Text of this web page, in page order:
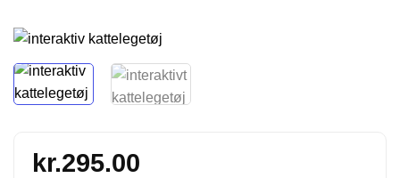
kr.295.00